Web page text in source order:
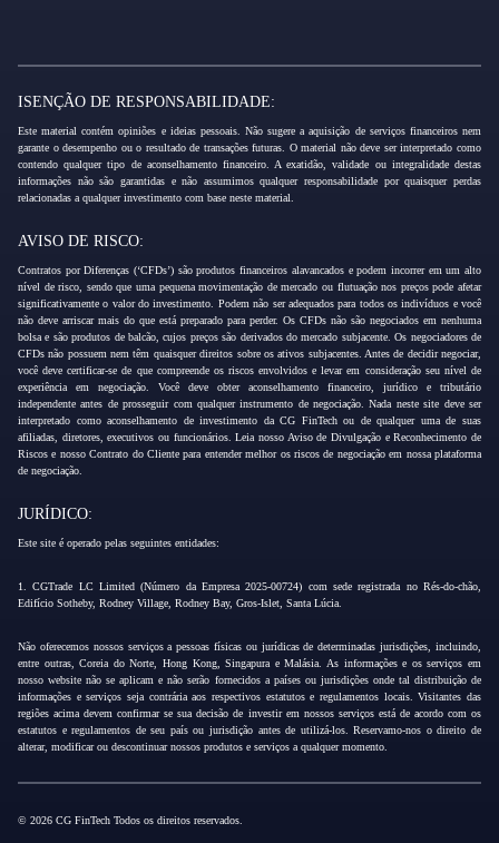
ISENÇÃO DE RESPONSABILIDADE:
Este material contém opiniões e ideias pessoais. Não sugere a aquisição de serviços financeiros nem
garante o desempenho ou o resultado de transações futuras. O material não deve ser interpretado como
contendo qualquer tipo de aconselhamento financeiro. A exatidão, validade ou integralidade destas
informações não são garantidas e não assumimos qualquer responsabilidade por quaisquer perdas
relacionadas a qualquer investimento com base neste material.
AVISO DE RISCO:
Contratos por Diferenças (‘CFDs’) são produtos financeiros alavancados e podem incorrer em um alto
nível de risco, sendo que uma pequena movimentação de mercado ou flutuação nos preços pode afetar
significativamente o valor do investimento. Podem não ser adequados para todos os indivíduos e você
não deve arriscar mais do que está preparado para perder. Os CFDs não são negociados em nenhuma
bolsa e são produtos de balcão, cujos preços são derivados do mercado subjacente. Os negociadores de
CFDs não possuem nem têm quaisquer direitos sobre os ativos subjacentes. Antes de decidir negociar,
você deve certificar-se de que compreende os riscos envolvidos e levar em consideração seu nível de
experiência em negociação. Você deve obter aconselhamento financeiro, jurídico e tributário
independente antes de prosseguir com qualquer instrumento de negociação. Nada neste site deve ser
interpretado como aconselhamento de investimento da CG FinTech ou de qualquer uma de suas
afiliadas, diretores, executivos ou funcionários. Leia nosso Aviso de Divulgação e Reconhecimento de
Riscos e nosso Contrato do Cliente para entender melhor os riscos de negociação em nossa plataforma
de negociação.
JURÍDICO:
Este site é operado pelas seguintes entidades:
1. CGTrade LC Limited (Número da Empresa 2025-00724) com sede registrada no Rés-do-chão,
Edifício Sotheby, Rodney Village, Rodney Bay, Gros-Islet, Santa Lúcia.
Não oferecemos nossos serviços a pessoas físicas ou jurídicas de determinadas jurisdições, incluindo,
entre outras, Coreia do Norte, Hong Kong, Singapura e Malásia. As informações e os serviços em
nosso website não se aplicam e não serão fornecidos a países ou jurisdições onde tal distribuição de
informações e serviços seja contrária aos respectivos estatutos e regulamentos locais. Visitantes das
regiões acima devem confirmar se sua decisão de investir em nossos serviços está de acordo com os
estatutos e regulamentos de seu país ou jurisdição antes de utilizá-los. Reservamo-nos o direito de
alterar, modificar ou descontinuar nossos produtos e serviços a qualquer momento.
© 2026 CG FinTech Todos os direitos reservados.